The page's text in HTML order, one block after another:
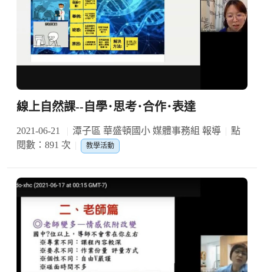
線上自然課--自學･思考･合作･表達
2021-06-21 潭子區 華盛頓國小 媒體事務組 報導
點
閱數：891 次
教學活動